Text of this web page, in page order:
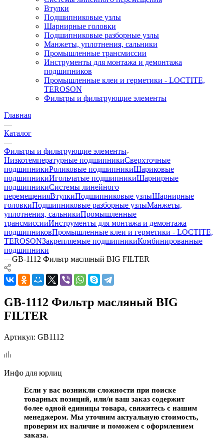
Втулки
Подшипниковые узлы
Шарнирные головки
Подшипниковые разборные узлы
Манжеты, уплотнения, сальники
Промышленные трансмиссии
Инструменты для монтажа и демонтажа
подшипников
Промышленные клеи и герметики - LOCTITE,
TEROSON
Фильтры и фильтрующие элементы
Главная
—
Каталог
—
Фильтры и фильтрующие элементы
Низкотемпературные подшипникиСверхточные
подшипникиРоликовые подшипникиШариковые
подшипникиИгольчатые подшипникиШарнирные
подшипникиСистемы линейного
перемещенияВтулкиПодшипниковые узлыШарнирные
головкиПодшипниковые разборные узлыМанжеты,
уплотнения, сальникиПромышленные
трансмиссииИнструменты для монтажа и демонтажа
подшипниковПромышленные клеи и герметики - LOCTITE,
TEROSONЗакрепляемые подшипникиКомбинированные
подшипники
—GB-1112 Фильтр масляный BIG FILTER
GB-1112 Фильтр масляный BIG
FILTER
Артикул: GB1112
Инфо для юрлиц
Если у вас возникли сложности при поиске
товарных позиций, или/и ваш заказ содержит
более одной единицы товара, свяжитесь с нашим
менеджером. Мы уточним актуальную стоимость,
проверим их наличие и поможем с оформлением
заказа.